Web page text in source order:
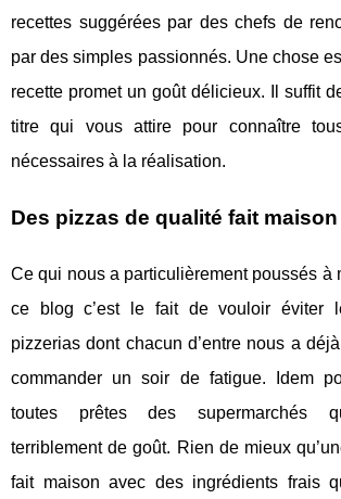
recettes suggérées par des chefs de
par des simples passionnés. Une chose
recette promet un goût délicieux. Il suffit
titre qui vous attire pour connaître
nécessaires à la réalisation.
Des pizzas de qualité fait maison
Ce qui nous a particulièrement poussés à
ce blog c’est le fait de vouloir éviter
pizzerias dont chacun d’entre nous a
commander un soir de fatigue. Idem
toutes prêtes des supermarchés
terriblement de goût. Rien de mieux
fait maison avec des ingrédients frais